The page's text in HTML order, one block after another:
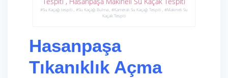
#Su Kaçağı tespiti , #Su Kaçağı Bulma , #Kameralı Su Kaçağı Tespiti , #Makineli Su
Kaçak Tespiti
Hasanpaşa
Tıkanıklık Açma